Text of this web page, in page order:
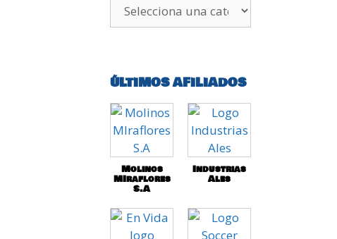
ÚLTIMOS AFILIADOS
Molinos
MIraflores
S.A
Industrias
Ales